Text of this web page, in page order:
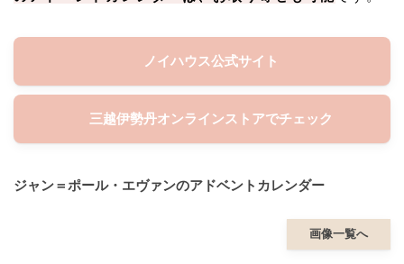
ノイハウス公式サイト
三越伊勢丹オンラインストアでチェック
ジャン＝ポール・エヴァンのアドベントカレンダー
画像一覧へ